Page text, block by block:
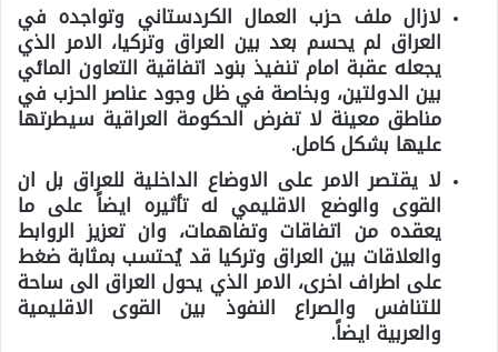
لازال ملف حزب العمال الكردستاني وتواجده في
العراق لم يحسم بعد بين العراق وتركيا، الامر الذي
يجعله عقبة امام تنفيذ بنود اتفاقية التعاون المائي
بين الدولتين، وبخاصة في ظل وجود عناصر الحزب في
مناطق معينة لا تفرض الحكومة العراقية سيطرتها
عليها بشكل كامل.
لا يقتصر الامر على الاوضاع الداخلية للعراق بل ان
القوى والوضع الاقليمي له تأثيره ايضاً على ما
يعقده من اتفاقات وتفاهمات، وان تعزيز الروابط
والعلاقات بين العراق وتركيا قد يُحتسب بمثابة ضغط
على اطراف اخرى، الامر الذي يحول العراق الى ساحة
للتنافس والصراع النفوذ بين القوى الاقليمية
والعربية ايضاً.